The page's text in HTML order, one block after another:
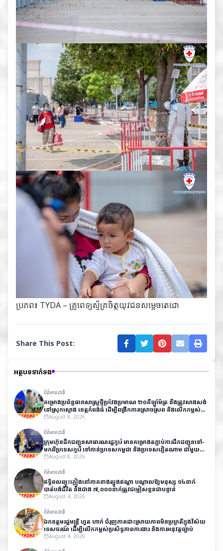
ប្រភព៖ TYDA – គ្រូពេទ្យស្ម័គ្រចិត្តយុវជនសម្តេចតេជោ
Share This Post:
អត្ថបទទាក់ទង
ព័ត៌មានជាតិ
គម្រោងប្រព័ន្ធធារាសាស្ត្រថ្មីប្រវែងប្រមាណ ២០គីឡូម៉ែត្រ នឹងត្រូវសាងសង់
នៅស្រុកស្ទោង ខេត្តកំពង់ធំ ដើម្បីពង្រីកការស្រោចស្រព និងលើកកម្ពស់
ផលិតភាពកសិកម្ម
August 8, 2026
ព័ត៌មានជាតិ
ក្រុមហ៊ុនដឹកជញ្ជូនសាធារណរដ្ឋកូរ៉េ មានគម្រោងតភ្ជាប់ការដឹកជញ្ជូនទៅ-
មកពីប្រទេសកូរ៉េ​ ទៅកាន់ប្រទេសកម្ពុជា និងប្រទេសវៀតណាម ជាមួយ
តម្លៃសមរម្យ
August 8, 2026
ព័ត៌មានជាតិ
ឥទ្ធិពលព្យុះភ្លៀងនៅភាគខាងត្បូងឥណ្ឌា បណ្តាលឱ្យមនុស្ស ១៤នាក់
បាត់បង់ជីវិត និងជាង ៧,០០០នាក់ត្រូវជម្លៀសខ្លួនជាបន្ទាន់
August 4, 2026
ព័ត៌មានជាតិ
ឯកឧត្តមរដ្ឋមន្ត្រី ហួត ហាក់ ជំរុញការដោះស្រាយភាពមិនប្រក្រតីក្នុងវិស័យ
ទេសចរណ៍ ដើម្បីលើកកម្ពស់ប្រសិទ្ធភាពការងារ និងការអនុវត្តច្បាប់
August 4, 2026